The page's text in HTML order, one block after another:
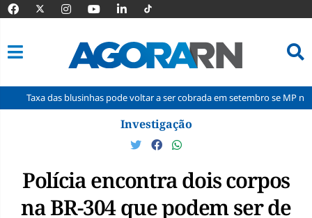
blusinhas pode voltar a ser cobrada em setembro se MP não for
Investigação
Polícia encontra dois corpos
na BR-304 que podem ser de